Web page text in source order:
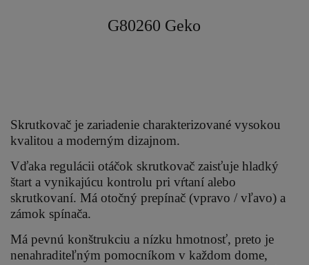
G80260 Geko
Skrutkovač je zariadenie charakterizované vysokou
kvalitou a moderným dizajnom.
Vďaka regulácii otáčok skrutkovač zaisťuje hladký
štart a vynikajúcu kontrolu pri vŕtaní alebo
skrutkovaní. Má otočný prepínač (vpravo / vľavo) a
zámok spínača.
Má pevnú konštrukciu a nízku hmotnosť, preto je
nenahraditeľným pomocníkom v každom dome,